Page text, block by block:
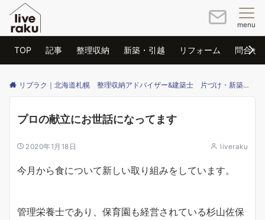
menu
TOP 記事 整理収納 新築・引越 リフォーム 問合せ
リブラク｜北海道札幌 整理収納アドバイザー&建築士 片づけ・新築・リフォームのご相談はリブラクまで
プロの献立にお世話になってます
2020年1月18日 liveraku
今月から食について新しい取り組みをしています。
管理栄養士であり、保育園も経営されている杉山佐保